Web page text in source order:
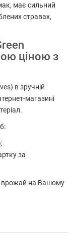
має сильний
стравах,
ціною з
в зручній
магазині
за
врожай на Вашому